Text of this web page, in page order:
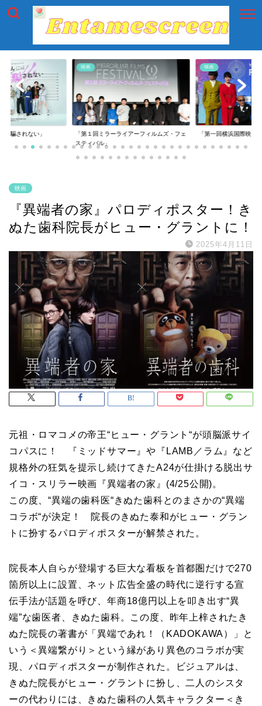
は騙されない」
映画
「第１回ミラーライアーフィルムズ・フェ
スティバル」
映画
「第一回横浜国際映画
映画
『異端者の家』パロディポスター！き
ぬた歯科院長がヒュー・グラントに！
2025年4月11日
元祖・ロマコメの帝王“ヒュー・グラント“が頭脳派サイ
コパスに！ 『ミッドサマー』や『LAMB／ラム』など
規格外の狂気を提示し続けてきたA24が仕掛ける脱出サ
イコ・スリラー映画『異端者の家』(4/25公開)。
この度、“異端の歯科医“きぬた歯科とのまさかの“異端
コラボ“が決定！ 院長のきぬた泰和がヒュー・グラン
トに扮するパロディポスターが解禁された。
院長本人自らが登場する巨大な看板を首都圏だけで270
箇所以上に設置、ネット広告全盛の時代に逆行する宣
伝手法が話題を呼び、年商18億円以上を叩き出す“異
端”な歯医者、きぬた歯科。この度、昨年上梓されたき
ぬた院長の著書が「異端であれ！（KADOKAWA）」と
いう＜異端繋がり＞という縁があり異色のコラボが実
現、パロディポスターが制作された。ビジュアルは、
きぬた院長がヒュー・グラントに扮し、二人のシスタ
ーの代わりには、きぬた歯科の人気キャラクター＜き